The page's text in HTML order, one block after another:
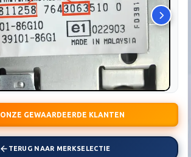
ONZE GEWAARDEERDE KLANTEN
TERUG NAAR MERKSELECTIE